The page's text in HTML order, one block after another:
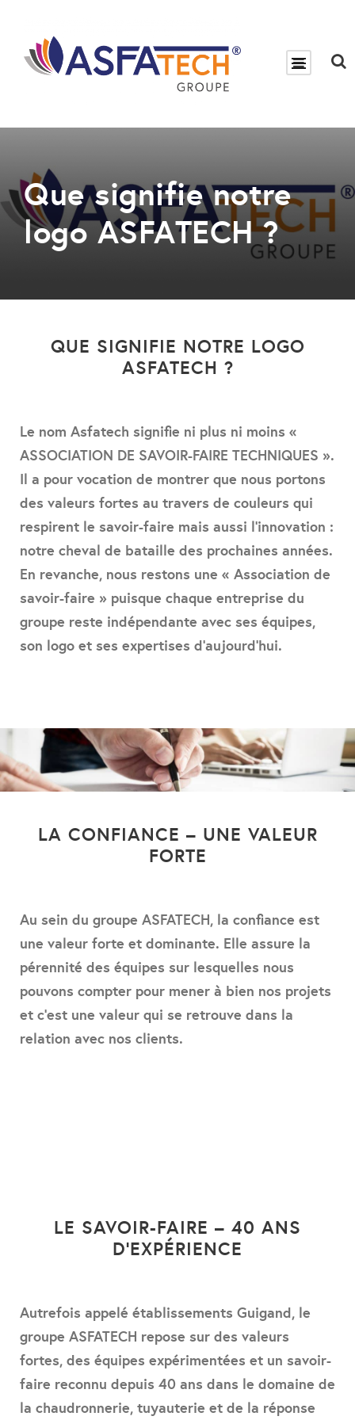
Que signifie notre
logo ASFATECH ?
QUE SIGNIFIE NOTRE LOGO
ASFATECH ?
Le nom Asfatech signifie ni plus ni moins «
ASSOCIATION DE SAVOIR-FAIRE TECHNIQUES ».
Il a pour vocation de montrer que nous portons
des valeurs fortes au travers de couleurs qui
respirent le savoir-faire mais aussi l’innovation :
notre cheval de bataille des prochaines années.
En revanche, nous restons une « Association de
savoir-faire » puisque chaque entreprise du
groupe reste indépendante avec ses équipes,
son logo et ses expertises d’aujourd’hui.
LA CONFIANCE – UNE VALEUR
FORTE
Au sein du groupe ASFATECH, la confiance est
une valeur forte et dominante. Elle assure la
pérennité des équipes sur lesquelles nous
pouvons compter pour mener à bien nos projets
et c’est une valeur qui se retrouve dans la
relation avec nos clients.
LE SAVOIR-FAIRE – 40 ANS
D’EXPÉRIENCE
Autrefois appelé établissements Guigand, le
groupe ASFATECH repose sur des valeurs
fortes, des équipes expérimentées et un savoir-
faire reconnu depuis 40 ans dans le domaine de
la chaudronnerie, tuyauterie et de la réponse